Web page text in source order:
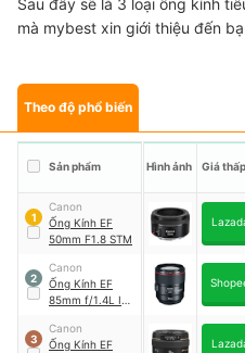
Sau đây sẽ là 3 loại ống kính
mà mybest xin giới thiệu đến
Theo độ phổ biến
Sản phẩm Hình ảnh Giá
1
Canon
Ống Kính EF
50mm F1.8 STM
2
Canon
Ống Kính EF
85mm f/1.4L IS
3
Canon
Ống Kính EF